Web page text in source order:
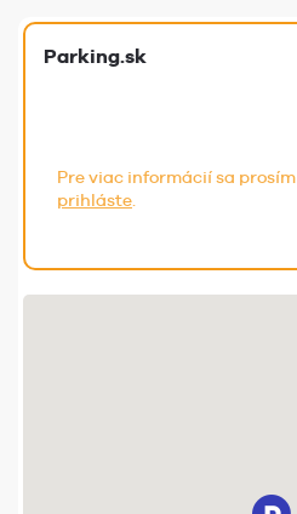
Parking.sk
Pre viac informácií sa prosím
prihláste